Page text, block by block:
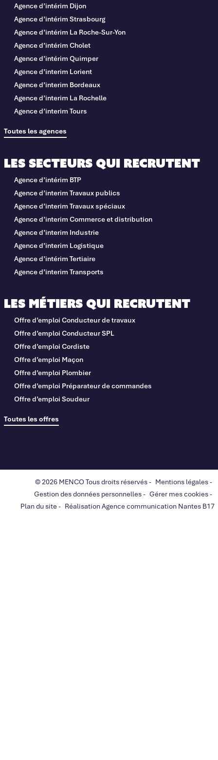
Agence d’intérim Dijon
Agence d’intérim Strasbourg
Agence d’intérim La Roche-Sur-Yon
Agence d’intérim Cholet
Agence d’intérim Quimper
Agence d’interim Lorient
Agence d’interim Bordeaux
Agence d’interim La Rochelle
Agence d’interim Tours
Toutes les agences
Les métiers qui recrutent
Offre d’emploi Conducteur de travaux
Offre d’emploi Conducteur SPL
Offre d’emploi Cordiste
Offre d’emploi Maçon
Offre d’emploi Plombier
Offre d’emploi Préparateur de commandes
Offre d’emploi Soudeur
Toutes les offres
Les secteurs qui recrutent
Agence d’intérim BTP
Agence d’interim Travaux publics
Agence d’interim Travaux spéciaux
Agence d’interim Commerce et distribution
Agence d’interim Industrie
Agence d’interim Logistique
Agence d’intérim Tertiaire
Agence d’interim Transports
© 2026 MENCO Tous droits réservés - Mentions légales-
Gestion des données personnelles- Gérer mes cookies-
Plan du site - Réalisation Agence communication Nantes B17